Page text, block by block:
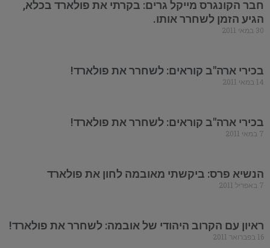
חבר הקונגרס מייקל גרים: בקרתי את פולארד בכלא,
הגיע הזמן לשחרר אותו.
30 במאי 2011
בכירי ארה"ב קוראים: לשחרר את פולארד!
14 במאי 2011
בכירי ארה"ב קוראים: לשחרר את פולארד!
7 במאי 2011
הנשיא פרס: ביקשתי מאובמה לחון את פולארד
7 באפריל 2011
ראיון עם הקרוב היהודי של אובמה: לשחרר את פולארד!
16 בפברואר 2011